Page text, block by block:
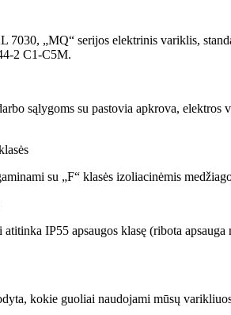
7030, „MQ“ serijos elektrinis variklis,
2 C1-C5M.
sąlygoms su pastovia apkrova,
su „F“ klasės izoliacinėmis
IP55 apsaugos klasę (ribota
kokie guoliai naudojami mūsų